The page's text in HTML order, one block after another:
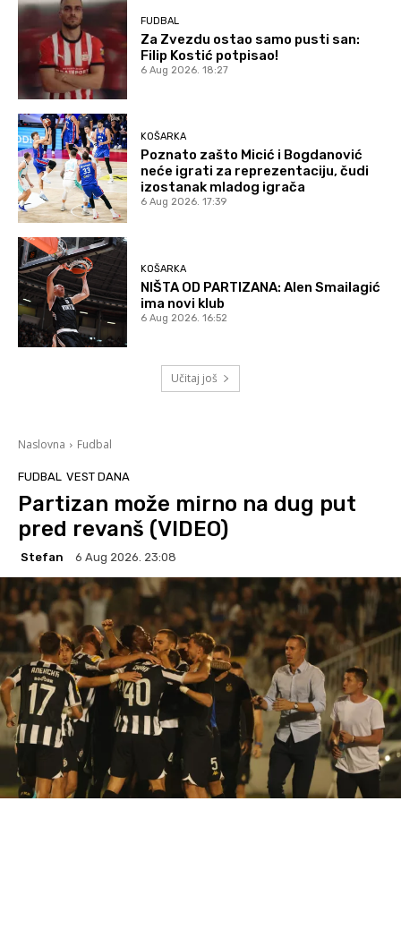
FUDBAL
Za Zvezdu ostao samo pusti san:
Filip Kostić potpisao!
6 Aug 2026. 18:27
KOŠARKA
Poznato zašto Micić i Bogdanović
neće igrati za reprezentaciju, čudi
izostanak mladog igrača
6 Aug 2026. 17:39
KOŠARKA
NIŠTA OD PARTIZANA: Alen Smailagić
ima novi klub
6 Aug 2026. 16:52
Učitaj još